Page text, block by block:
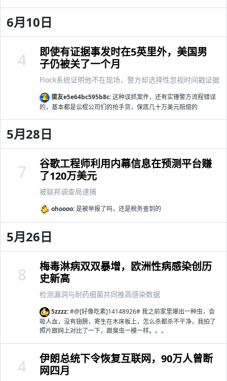
6月10日
即使有证据事发时在5英里外，美国男
子仍被关了一个月
Flock系统证明他不在现场，警方却选择性忽视时间戳证据
蛋友e5e64bc595b8c:这种误抓案件，还有实锤警方流程错误
的，基本都是讼棍公司们的抢手货，保底几十万美元赔偿的
4
5月28日
谷歌工程师利用内幕信息在预测平台赚
了120万美元
被联邦调查局逮捕
ohoooo:是被举报了吗，还是税务查到的
7
5月26日
梅毒淋病双双暴增，欧洲性病感染创历
史新高
检测漏洞与耐药细菌共同推高感染数据
5zzzz:#@[好像吃素]14148926# 我之前家里爆出一种虫，会
吸人血，没有翅膀，寄生在木床板上，怎么杀都杀不干净，我拍了
照片跟网上对比了一下，跟臭虫一模一样。。。
8
伊朗总统下令恢复互联网，90万人曾断
网四月
4